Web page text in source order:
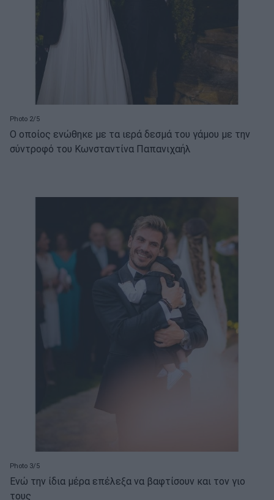
Photo 2/5
Ο οποίος ενώθηκε με τα ιερά δεσμά του γάμου με την
σύντροφό του Κωνσταντίνα Παπανιχαήλ
Photo 3/5
Ενώ την ίδια μέρα επέλεξα να βαφτίσουν και τον γιο
τους